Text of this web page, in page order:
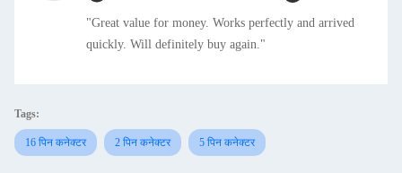
"Great value for money. Works perfectly and arrived
quickly. Will definitely buy again."
Tags:
16 पिन कनेक्टर 2 पिन कनेक्टर 5 पिन कनेक्टर